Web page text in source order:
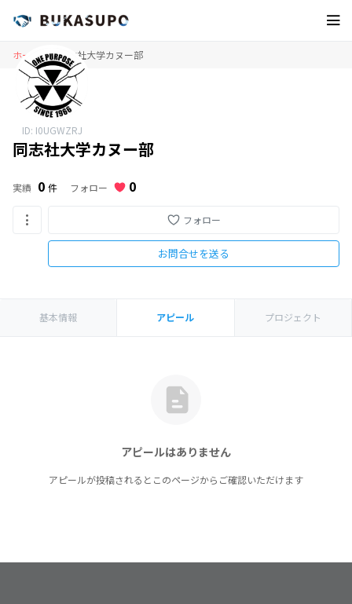
ホーム 同志社大学カヌー部
ID: I0UGWZRJ
同志社大学カヌー部
実績 0 件 フォロー 0
フォロー
お問合せを送る
基本情報 アピール プロジェクト
アピールはありません
アピールが投稿されるとこのページからご確認いただけます